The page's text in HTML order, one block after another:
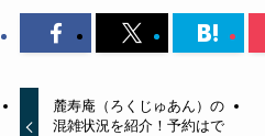
麓寿庵（ろくじゅあん）の
混雑状況を紹介！予約はで